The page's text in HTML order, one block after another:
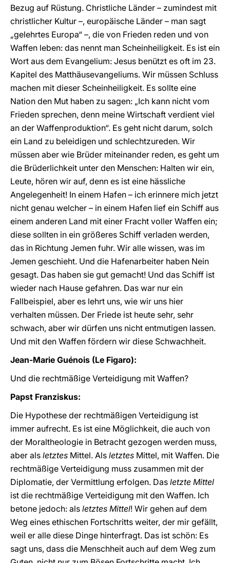
Bezug auf Rüstung. Christliche Länder – zumindest mit
christlicher Kultur –, europäische Länder – man sagt
„gelehrtes Europa“ –, die von Frieden reden und von
Waffen leben: das nennt man Scheinheiligkeit. Es ist ein
Wort aus dem Evangelium: Jesus benützt es oft im 23.
Kapitel des Matthäusevangeliums. Wir müssen Schluss
machen mit dieser Scheinheiligkeit. Es sollte eine
Nation den Mut haben zu sagen: „Ich kann nicht vom
Frieden sprechen, denn meine Wirtschaft verdient viel
an der Waffenproduktion“. Es geht nicht darum, solch
ein Land zu beleidigen und schlechtzureden. Wir
müssen aber wie Brüder miteinander reden, es geht um
die Brüderlichkeit unter den Menschen: Halten wir ein,
Leute, hören wir auf, denn es ist eine hässliche
Angelegenheit! In einem Hafen – ich erinnere mich jetzt
nicht genau welcher – in einem Hafen lief ein Schiff aus
einem anderen Land mit einer Fracht voller Waffen ein;
diese sollten in ein größeres Schiff verladen werden,
das in Richtung Jemen fuhr. Wir alle wissen, was im
Jemen geschieht. Und die Hafenarbeiter haben Nein
gesagt. Das haben sie gut gemacht! Und das Schiff ist
wieder nach Hause gefahren. Das war nur ein
Fallbeispiel, aber es lehrt uns, wie wir uns hier
verhalten müssen. Der Friede ist heute sehr, sehr
schwach, aber wir dürfen uns nicht entmutigen lassen.
Und mit den Waffen fördern wir diese Schwachheit.
Jean-Marie Guénois (Le Figaro):
Und die rechtmäßige Verteidigung mit Waffen?
Papst Franziskus:
Die Hypothese der rechtmäßigen Verteidigung ist
immer aufrecht. Es ist eine Möglichkeit, die auch von
der Moraltheologie in Betracht gezogen werden muss,
aber als letztes Mittel. Als letztes Mittel, mit Waffen. Die
rechtmäßige Verteidigung muss zusammen mit der
Diplomatie, der Vermittlung erfolgen. Das letzte Mittel
ist die rechtmäßige Verteidigung mit den Waffen. Ich
betone jedoch: als letztes Mittel! Wir gehen auf dem
Weg eines ethischen Fortschritts weiter, der mir gefällt,
weil er alle diese Dinge hinterfragt. Das ist schön: Es
sagt uns, dass die Menschheit auch auf dem Weg zum